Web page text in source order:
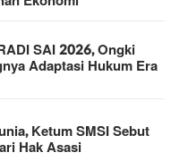
SAI 2026, Ongki
Adaptasi Hukum Era
Ketum SMSI Sebut
Hak Asasi